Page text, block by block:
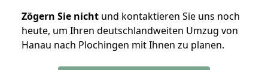
Zögern Sie nicht und kontaktieren Sie uns noch
heute, um Ihren deutschlandweiten Umzug von
Hanau nach Plochingen mit Ihnen zu planen.